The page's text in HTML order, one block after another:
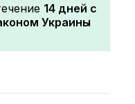
14 дней с
Украины